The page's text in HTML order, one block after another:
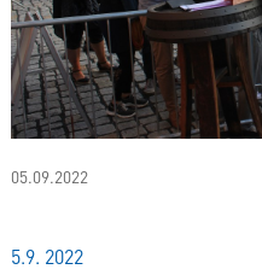
05.09.2022
5.9. 2022